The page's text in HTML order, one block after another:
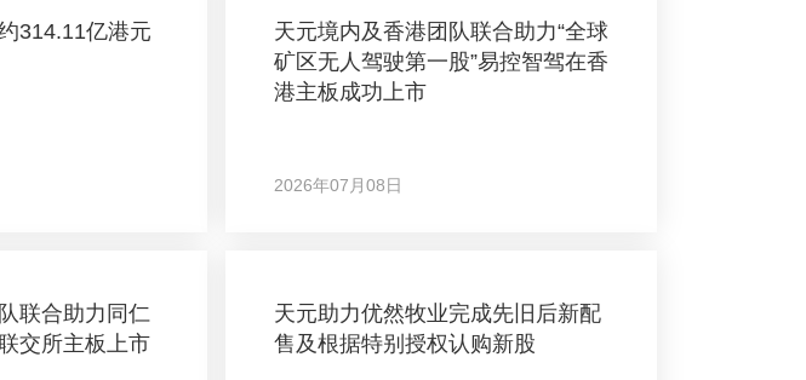
314.11亿港元
天元境内及香港团队联合助力“全球
矿区无人驾驶第一股”易控智驾在香
港主板成功上市
2026年07月08日
联合助力同仁
交所主板上市
天元助力优然牧业完成先旧后新配
售及根据特别授权认购新股